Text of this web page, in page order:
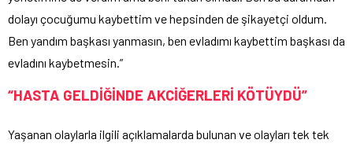
dolayı çocuğumu kaybettim ve hepsinden de şikayetçi oldum.
Ben yandım başkası yanmasın, ben evladımı kaybettim başkası da
evladını kaybetmesin.”
“HASTA GELDİĞİNDE AKCİĞERLERİ KÖTÜYDÜ”
Yaşanan olaylarla ilgili açıklamalarda bulunan ve olayları tek tek